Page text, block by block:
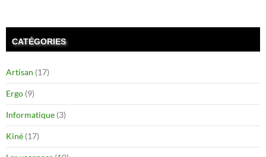
CATÉGORIES
Artisan (17)
Ergo (9)
Informatique (3)
Kiné (17)